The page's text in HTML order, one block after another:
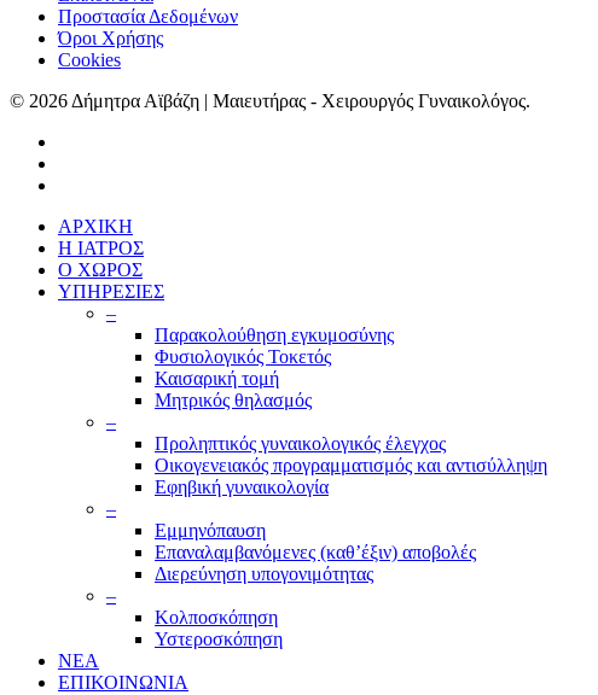
Προστασία Δεδομένων
Όροι Χρήσης
Cookies
© 2026 Δήμητρα Αϊβάζη | Μαιευτήρας - Χειρουργός Γυναικολόγος.
ΑΡΧΙΚΗ
Η ΙΑΤΡΟΣ
Ο ΧΩΡΟΣ
ΥΠΗΡΕΣΙΕΣ
–
Παρακολούθηση εγκυμοσύνης
Φυσιολογικός Τοκετός
Καισαρική τομή
Μητρικός θηλασμός
–
Προληπτικός γυναικολογικός έλεγχος
Οικογενειακός προγραμματισμός και αντισύλληψη
Εφηβική γυναικολογία
–
Εμμηνόπαυση
Επαναλαμβανόμενες (καθ’έξιν) αποβολές
Διερεύνηση υπογονιμότητας
–
Κολποσκόπηση
Υστεροσκόπηση
ΝΕΑ
ΕΠΙΚΟΙΝΩΝΙΑ